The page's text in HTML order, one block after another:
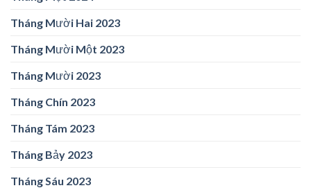
Tháng Mười Hai 2023
Tháng Mười Một 2023
Tháng Mười 2023
Tháng Chín 2023
Tháng Tám 2023
Tháng Bảy 2023
Tháng Sáu 2023